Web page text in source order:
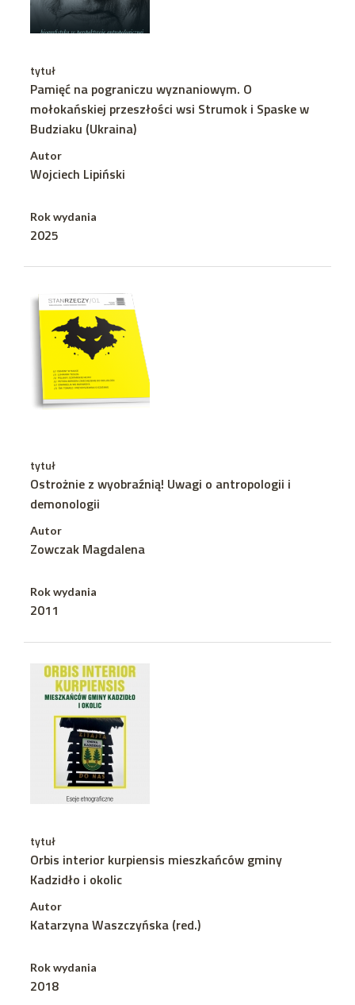
tytuł
Pamięć na pograniczu wyznaniowym. O
mołokańskiej przeszłości wsi Strumok i Spaske w
Budziaku (Ukraina)
Autor
Wojciech Lipiński
Rok wydania
2025
tytuł
Ostrożnie z wyobraźnią! Uwagi o antropologii i
demonologii
Autor
Zowczak Magdalena
Rok wydania
2011
tytuł
Orbis interior kurpiensis mieszkańców gminy
Kadzidło i okolic
Autor
Katarzyna Waszczyńska (red.)
Rok wydania
2018